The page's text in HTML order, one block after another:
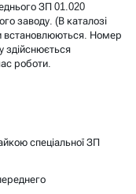
ЗП 01.020
заводу. (В каталозі
встановлюються. Номер
здійснюється
роботи.
спеціальної ЗП